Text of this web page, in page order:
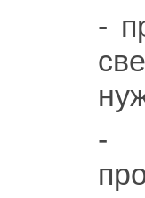
-
-